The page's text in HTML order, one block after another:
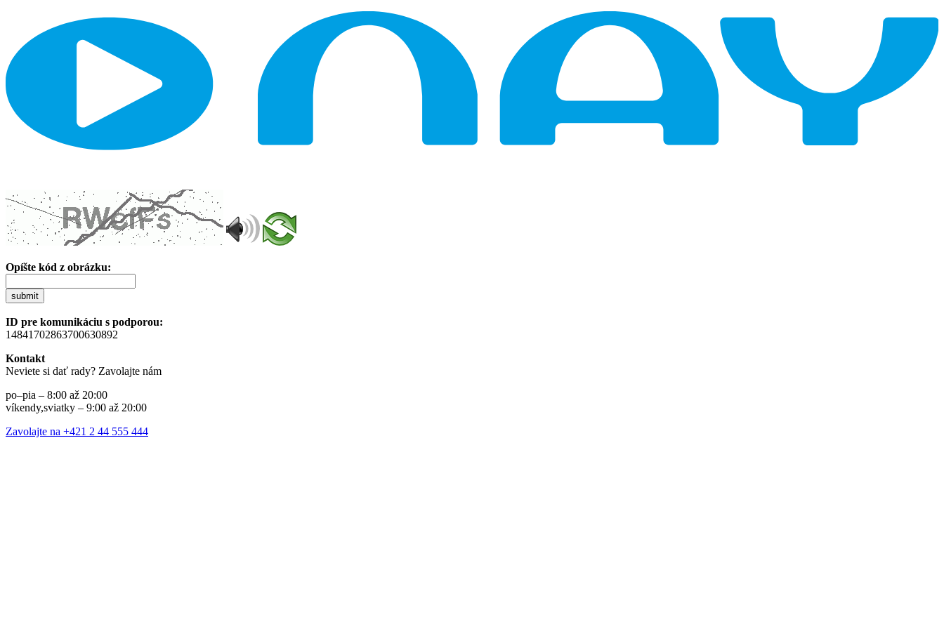
Opíšte kód z obrázku:
submit
ID pre komunikáciu s podporou:
14841702863700630892
Kontakt
Neviete si dať rady? Zavolajte nám
po–pia – 8:00 až 20:00
víkendy,sviatky – 9:00 až 20:00
Zavolajte na +421 2 44 555 444